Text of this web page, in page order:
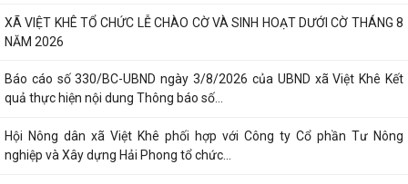
XÃ VIỆT KHÊ TỔ CHỨC LỄ CHÀO CỜ VÀ SINH HOẠT DƯỚI CỜ THÁNG 8
NĂM 2026
Báo cáo số 330/BC-UBND ngày 3/8/2026 của UBND xã Việt Khê Kết
quả thực hiện nội dung Thông báo số...
Hội Nông dân xã Việt Khê phối hợp với Công ty Cổ phần Tư Nông
nghiệp và Xây dựng Hải Phong tổ chức...